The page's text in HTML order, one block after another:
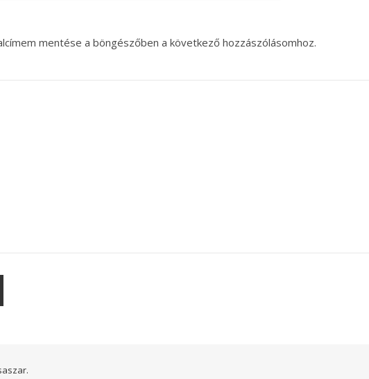
mentése a böngészőben a következő hozzászólásomhoz.